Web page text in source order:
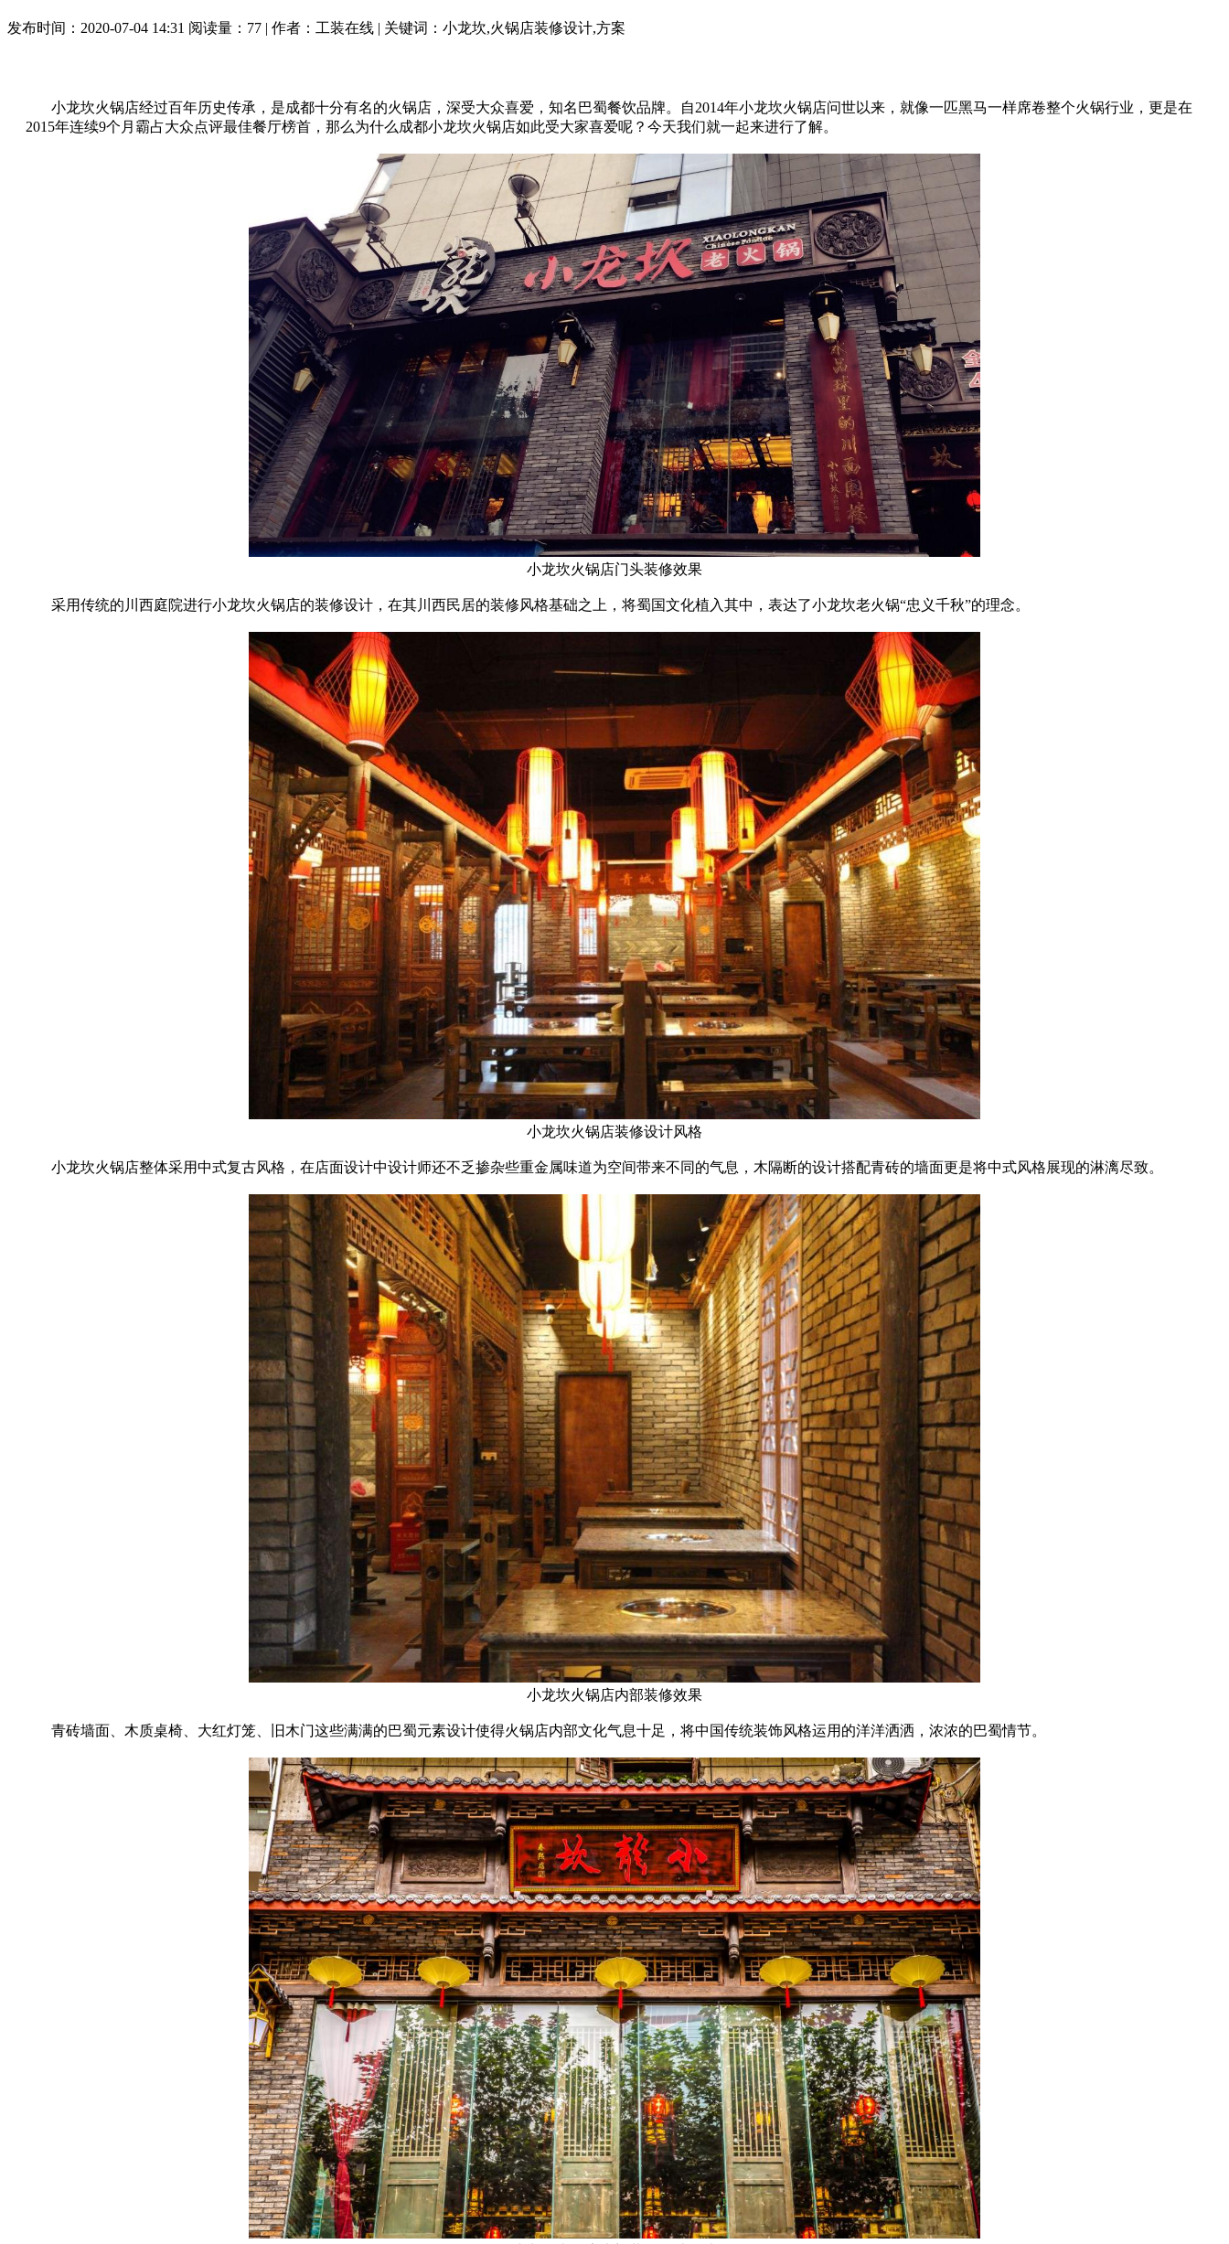
发布时间：2020-07-04 14:31 阅读量：77 | 作者：工装在线 | 关键词：小龙坎,火锅店装修设计,方案
小龙坎火锅店经过百年历史传承，是成都十分有名的火锅店，深受大众喜爱，知名巴蜀餐饮品牌。自2014年小龙坎火锅店问世以来，就像一匹黑马一样席卷整个火锅行业，更是在
2015年连续9个月霸占大众点评最佳餐厅榜首，那么为什么成都小龙坎火锅店如此受大家喜爱呢？今天我们就一起来进行了解。
小龙坎火锅店门头装修效果
采用传统的川西庭院进行小龙坎火锅店的装修设计，在其川西民居的装修风格基础之上，将蜀国文化植入其中，表达了小龙坎老火锅“忠义千秋”的理念。
小龙坎火锅店装修设计风格
小龙坎火锅店整体采用中式复古风格，在店面设计中设计师还不乏掺杂些重金属味道为空间带来不同的气息，木隔断的设计搭配青砖的墙面更是将中式风格展现的淋漓尽致。
小龙坎火锅店内部装修效果
青砖墙面、木质桌椅、大红灯笼、旧木门这些满满的巴蜀元素设计使得火锅店内部文化气息十足，将中国传统装饰风格运用的洋洋洒洒，浓浓的巴蜀情节。